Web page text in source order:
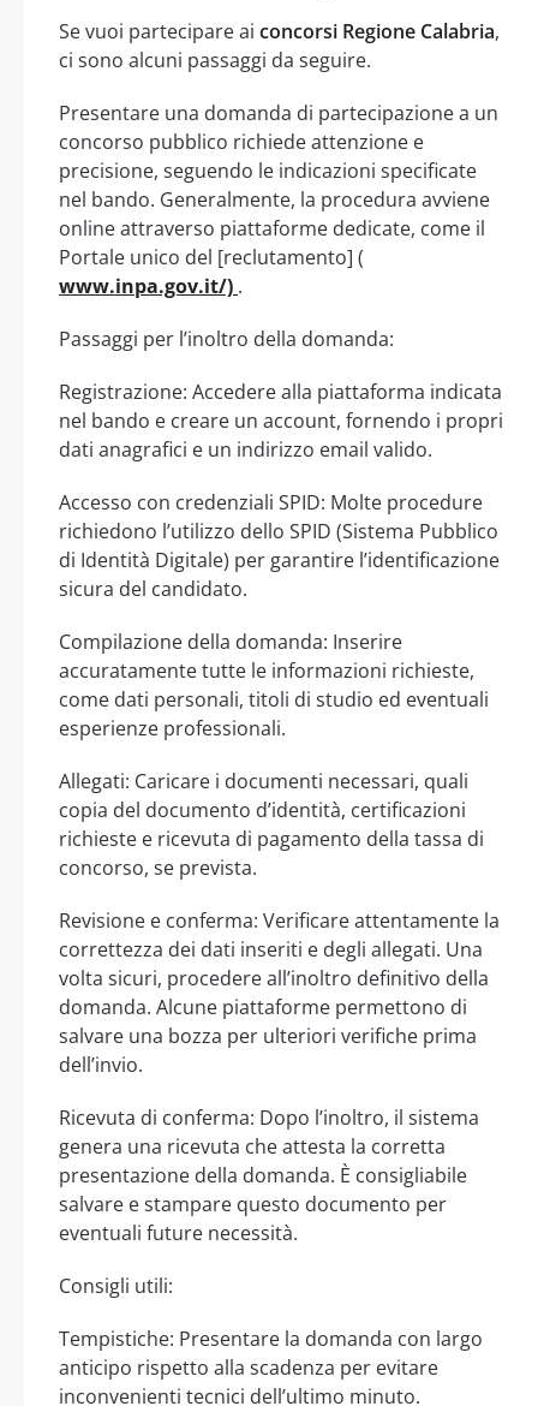
Se vuoi partecipare ai concorsi Regione Calabria,
ci sono alcuni passaggi da seguire.
Presentare una domanda di partecipazione a un
concorso pubblico richiede attenzione e
precisione, seguendo le indicazioni specificate
nel bando. Generalmente, la procedura avviene
online attraverso piattaforme dedicate, come il
Portale unico del [reclutamento] (
www.inpa.gov.it/) .
Passaggi per l’inoltro della domanda:
Registrazione: Accedere alla piattaforma indicata
nel bando e creare un account, fornendo i propri
dati anagrafici e un indirizzo email valido.
Accesso con credenziali SPID: Molte procedure
richiedono l’utilizzo dello SPID (Sistema Pubblico
di Identità Digitale) per garantire l’identificazione
sicura del candidato.
Compilazione della domanda: Inserire
accuratamente tutte le informazioni richieste,
come dati personali, titoli di studio ed eventuali
esperienze professionali.
Allegati: Caricare i documenti necessari, quali
copia del documento d’identità, certificazioni
richieste e ricevuta di pagamento della tassa di
concorso, se prevista.
Revisione e conferma: Verificare attentamente la
correttezza dei dati inseriti e degli allegati. Una
volta sicuri, procedere all’inoltro definitivo della
domanda. Alcune piattaforme permettono di
salvare una bozza per ulteriori verifiche prima
dell’invio.
Ricevuta di conferma: Dopo l’inoltro, il sistema
genera una ricevuta che attesta la corretta
presentazione della domanda. È consigliabile
salvare e stampare questo documento per
eventuali future necessità.
Consigli utili:
Tempistiche: Presentare la domanda con largo
anticipo rispetto alla scadenza per evitare
inconvenienti tecnici dell’ultimo minuto.